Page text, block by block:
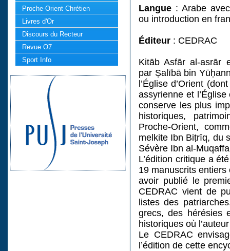
Proche-Orient Chrétien
Livres d'Or
Discours du Recteur
Revue O7
Sport Info
Langue : Arabe
ou introduction en
Éditeur : CEDRAC
Kitāb Asfār al-asrār
par Ṣalībā bin
l’Église d’Orient
assyrienne et
conserve les plus
historiques,
Proche-Orient,
melkite Ibn Biṭrīq, du
Sévère Ibn al-
L’édition critique a
19 manuscrits entiers
avoir publié le
CEDRAC vient de
listes des
grecs, des hérésies
historiques où
Le CEDRAC
l’édition de cette